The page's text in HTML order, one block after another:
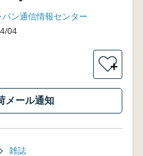
パン通信情報センター
04
＋
メール通知
雑誌